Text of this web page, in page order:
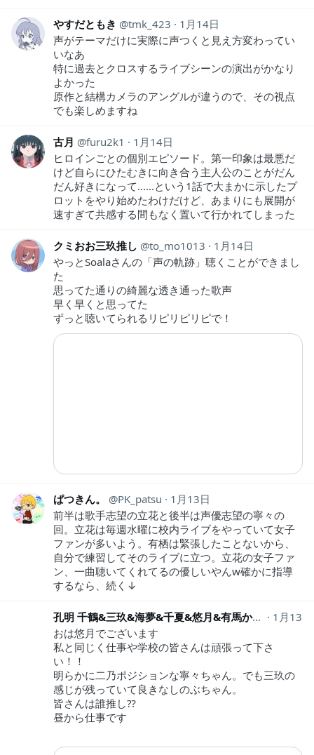
やすだともき tmk_423
1月14日
声がテーマだけに実際に声つくと見え方変わってい
いなあ
特に過去とクロスするライブシーンの演出がかなり
よかった
原作と結構カメラのアングルが違うので、その視点
でも楽しめますね
古月 furu2k1
1月14日
ヒロインごとの個別エピソード。第一印象は最悪だ
けど自らにひたむきに向き合う主人公のことがだん
だん好きになって......という1話で大まかに示したプ
ロットをやり始めたわけだけど、あまりにも展開が
速すぎて共感する間もなく置いて行かれてしまった
クミおお三玖推し to_mo1013
1月14日
やっとSoalaさんの「声の軌跡」聴くことができまし
た
思ってた通りの綺麗な透き通った歌声
早く早くと思ってた
ずっと聴いてられるリピリピリピで！
ぱつきん。 PK_patsu
1月13日
前半は歌手志望の立花と後半は声優志望の寧々の
回。立花は毎週水曜に校内ライブをやっていて女子
ファンが多いよう。有栖は緊張したことないから、
自分で練習してそのライブに立つ。立花の女子ファ
ン、一曲聴いてくれてるの優しいやんw確かに指導
するなら、続く↓
孔明 千鶴&三玖&海夢&千夏&悠月&有馬かな推しの子トライアングル Next
1月13日
おは悠月でございます
私と同じく仕事や学校の皆さんは頑張って下さ
い！！
明らかに二乃ポジションな寧々ちゃん。でも三玖の
感じが残っていて良きなしのぶちゃん。
皆さんは誰推し⁇
昼から仕事です